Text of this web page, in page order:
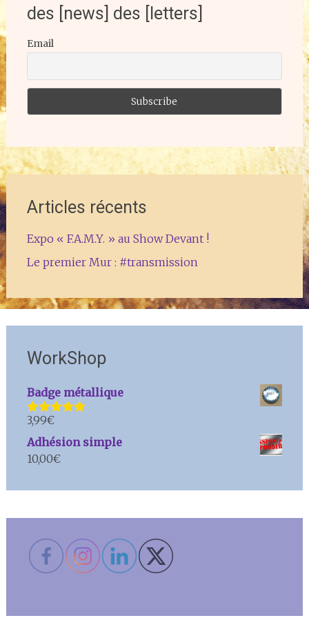
des [news] des [letters]
Email
Articles récents
Expo « F.A.M.Y. » au Show Devant !
Le premier Mur : #transmission
WorkShop
Badge métallique
Note5.00
sur 5
3,99€
Adhésion simple
10,00€